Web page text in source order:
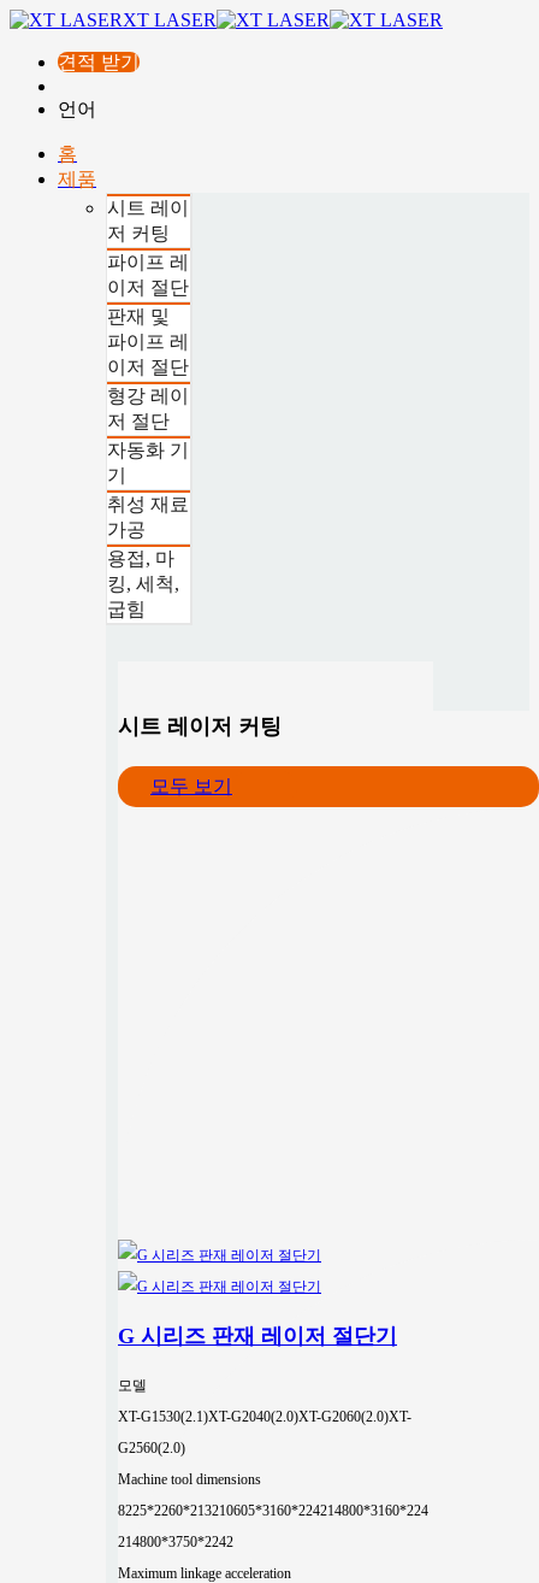
XT LASER
견적 받기
언어
홈
제품
시트 레이
저 커팅
파이프 레
이저 절단
판재 및
파이프 레
이저 절단
형강 레이
저 절단
자동화 기
기
취성 재료
가공
용접, 마
킹, 세척,
굽힘
시트 레이저 커팅
모두 보기
G 시리즈 판재 레이저 절단기
모델
XT-G1530(2.1)XT-G2040(2.0)XT-G2060(2.0)XT-
G2560(2.0)
Machine tool dimensions
8225*2260*213210605*3160*224214800*3160*224
214800*3750*2242
Maximum linkage acceleration